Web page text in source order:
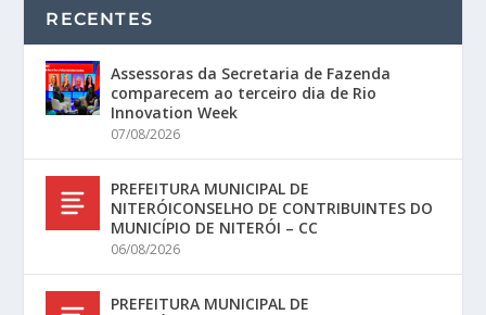
RECENTES
Assessoras da Secretaria de Fazenda
comparecem ao terceiro dia de Rio
Innovation Week
07/08/2026
PREFEITURA MUNICIPAL DE
NITERÓICONSELHO DE CONTRIBUINTES DO
MUNICÍPIO DE NITERÓI – CC
06/08/2026
PREFEITURA MUNICIPAL DE